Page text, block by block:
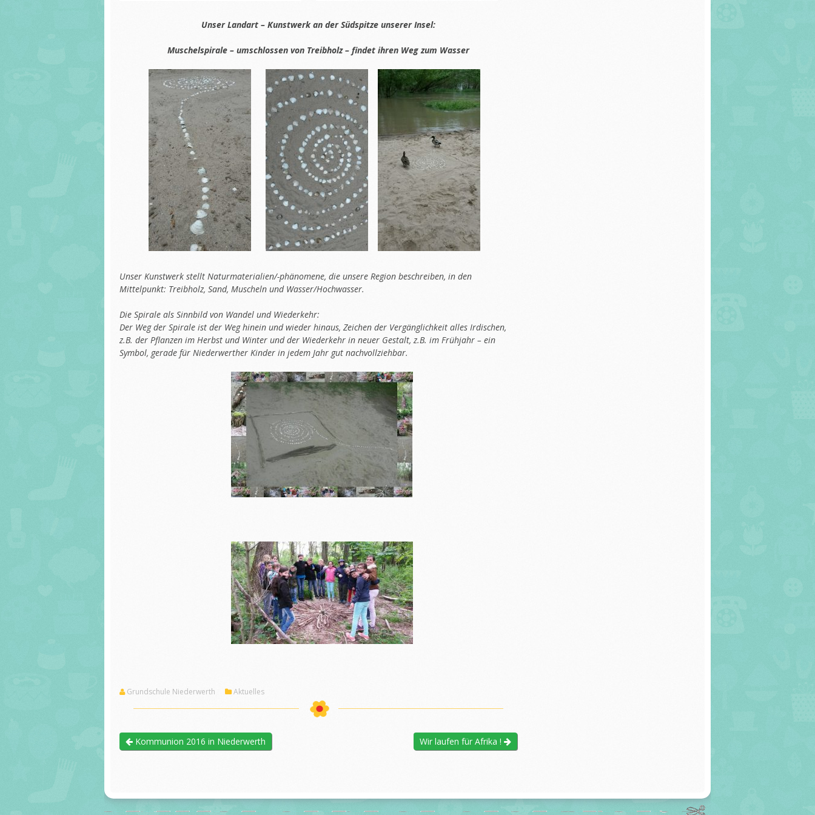
Unser Landart – Kunstwerk an der Südspitze unserer Insel:
Muschelspirale – umschlossen von Treibholz – findet ihren Weg zum Wasser
Unser Kunstwerk stellt Naturmaterialien/-phänomene, die unsere Region beschreiben, in den
Mittelpunkt: Treibholz, Sand, Muscheln und Wasser/Hochwasser.
Die Spirale als Sinnbild von Wandel und Wiederkehr:
Der Weg der Spirale ist der Weg hinein und wieder hinaus, Zeichen der Vergänglichkeit alles Irdischen,
z.B. der Pflanzen im Herbst und Winter und der Wiederkehr in neuer Gestalt, z.B. im Frühjahr – ein
Symbol, gerade für Niederwerther Kinder in jedem Jahr gut nachvollziehbar.
Grundschule Niederwerth Aktuelles
Kommunion 2016 in Niederwerth Wir laufen für Afrika !